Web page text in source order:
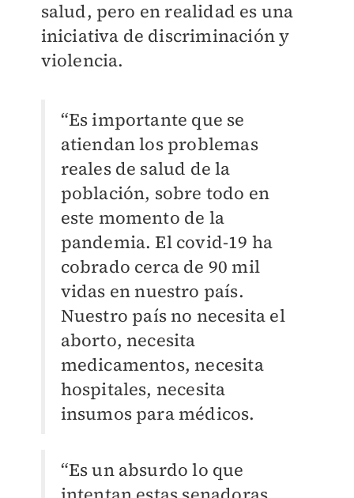
salud, pero en realidad es una
iniciativa de discriminación y
violencia.
“Es importante que se
atiendan los problemas
reales de salud de la
población, sobre todo en
este momento de la
pandemia. El covid-19 ha
cobrado cerca de 90 mil
vidas en nuestro país.
Nuestro país no necesita el
aborto, necesita
medicamentos, necesita
hospitales, necesita
insumos para médicos.
“Es un absurdo lo que